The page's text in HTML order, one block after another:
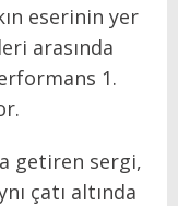
eserinin yer
arasında
1.
getiren sergi,
çatı altında